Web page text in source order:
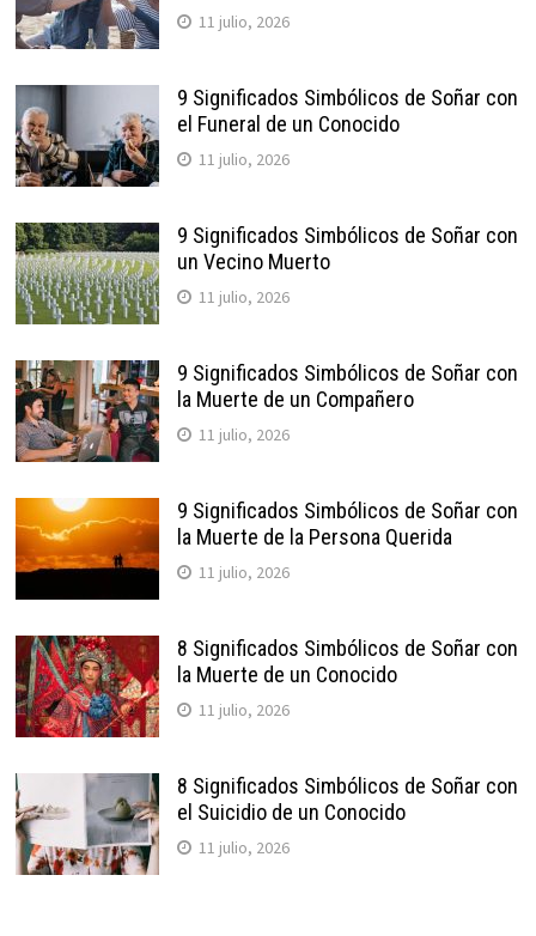
11 julio, 2026
9 Significados Simbólicos de Soñar con
el Funeral de un Conocido
11 julio, 2026
9 Significados Simbólicos de Soñar con
un Vecino Muerto
11 julio, 2026
9 Significados Simbólicos de Soñar con
la Muerte de un Compañero
11 julio, 2026
9 Significados Simbólicos de Soñar con
la Muerte de la Persona Querida
11 julio, 2026
8 Significados Simbólicos de Soñar con
la Muerte de un Conocido
11 julio, 2026
8 Significados Simbólicos de Soñar con
el Suicidio de un Conocido
11 julio, 2026